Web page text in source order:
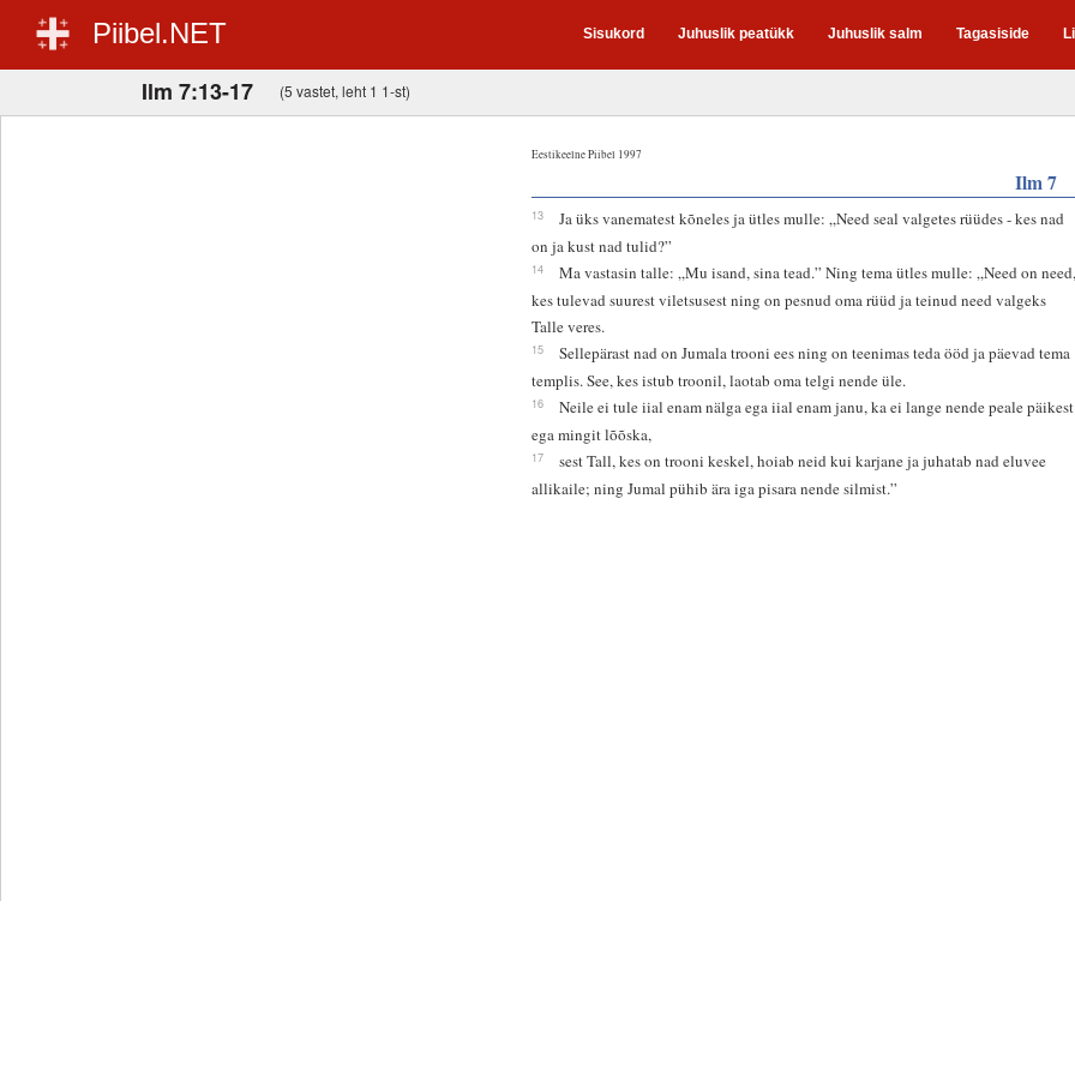
Piibel.NET Sisukord Juhuslik peatükk Juhuslik salm Tagasiside
Ilm 7:13-17 (5 vastet, leht 1 1-st)
Eestikeelne Piibel 1997
Ilm 7
13
Ja üks vanematest kõneles ja ütles mulle: „Need seal valgetes rüüdes - kes nad
on ja kust nad tulid?”
14
Ma vastasin talle: „Mu isand, sina tead.” Ning tema ütles mulle: „Need on need,
kes tulevad suurest viletsusest ning on pesnud oma rüüd ja teinud need valgeks
Talle veres.
15
Sellepärast nad on Jumala trooni ees ning on teenimas teda ööd ja päevad tema
templis. See, kes istub troonil, laotab oma telgi nende üle.
16
Neile ei tule iial enam nälga ega iial enam janu, ka ei lange nende peale päikest
ega mingit lõõska,
17
sest Tall, kes on trooni keskel, hoiab neid kui karjane ja juhatab nad eluvee
allikaile; ning Jumal pühib ära iga pisara nende silmist.”